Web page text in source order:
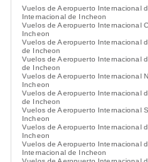
Vuelos de Aeropuerto Internacional
Internacional de Incheon
Vuelos de Aeropuerto Internacional
Incheon
Vuelos de Aeropuerto Internacional
de Incheon
Vuelos de Aeropuerto Internacional
de Incheon
Vuelos de Aeropuerto Internacional
Incheon
Vuelos de Aeropuerto Internacional
de Incheon
Vuelos de Aeropuerto Internacional
Incheon
Vuelos de Aeropuerto Internacional
Incheon
Vuelos de Aeropuerto Internacional
Internacional de Incheon